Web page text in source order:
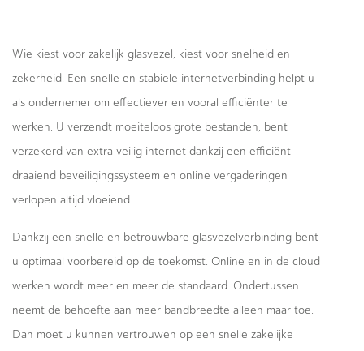
Wie kiest voor zakelijk glasvezel, kiest voor snelheid en
zekerheid. Een snelle en stabiele internetverbinding helpt u
als ondernemer om effectiever en vooral efficiënter te
werken. U verzendt moeiteloos grote bestanden, bent
verzekerd van extra veilig internet dankzij een efficiënt
draaiend beveiligingssysteem en online vergaderingen
verlopen altijd vloeiend.
Dankzij een snelle en betrouwbare glasvezelverbinding bent
u optimaal voorbereid op de toekomst. Online en in de cloud
werken wordt meer en meer de standaard. Ondertussen
neemt de behoefte aan meer bandbreedte alleen maar toe.
Dan moet u kunnen vertrouwen op een snelle zakelijke